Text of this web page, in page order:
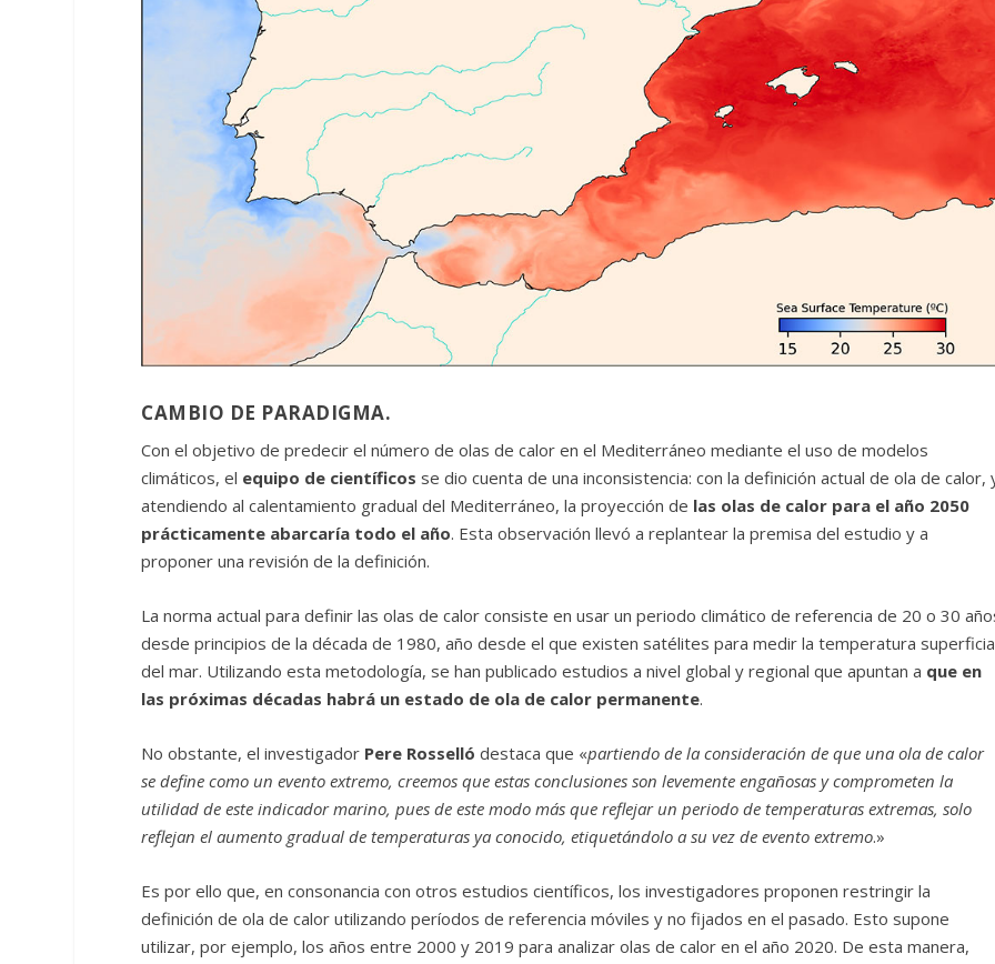
CAMBIO DE PARADIGMA.
Con el objetivo de predecir el número de olas de calor en el Mediterráneo mediante el uso de modelos
climáticos, el equipo de científicos se dio cuenta de una inconsistencia: con la definición actual de ola de calor,
atendiendo al calentamiento gradual del Mediterráneo, la proyección de las olas de calor para el año 2050
prácticamente abarcaría todo el año. Esta observación llevó a replantear la premisa del estudio y a
proponer una revisión de la definición.
La norma actual para definir las olas de calor consiste en usar un periodo climático de referencia de 20 o 30
desde principios de la década de 1980, año desde el que existen satélites para medir la temperatura
del mar. Utilizando esta metodología, se han publicado estudios a nivel global y regional que apuntan a que en
las próximas décadas habrá un estado de ola de calor permanente.
No obstante, el investigador Pere Rosselló destaca que «partiendo de la consideración de que una ola de calor
se define como un evento extremo, creemos que estas conclusiones son levemente engañosas y comprometen la
utilidad de este indicador marino, pues de este modo más que reflejar un periodo de temperaturas extremas, solo
reflejan el aumento gradual de temperaturas ya conocido, etiquetándolo a su vez de evento extremo.»
Es por ello que, en consonancia con otros estudios científicos, los investigadores proponen restringir la
definición de ola de calor utilizando períodos de referencia móviles y no fijados en el pasado. Esto supone
utilizar, por ejemplo, los años entre 2000 y 2019 para analizar olas de calor en el año 2020. De esta manera,